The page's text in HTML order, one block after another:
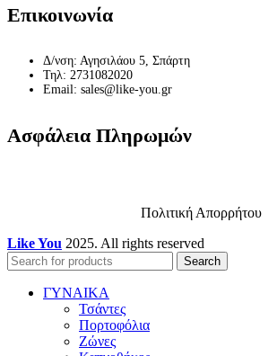
Επικοινωνία
Δ/νση: Αγησιλάου 5, Σπάρτη
Τηλ: 2731082020
Email: sales@like-you.gr
Ασφάλεια Πληρωμών
Πολιτική Απορρήτου
Like You 2025. All rights reserved
Search
ΓΥΝΑΙΚΑ
Τσάντες
Πορτοφόλια
Ζώνες